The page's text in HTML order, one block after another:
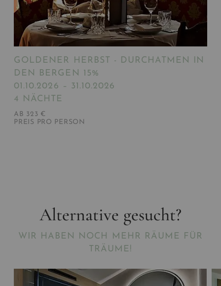
GOLDENER HERBST - DURCHATMEN IN
DEN BERGEN 15%
01.10.2026 – 31.10.2026
4 NÄCHTE
AB 323 €
PREIS PRO PERSON
Alternative gesucht?
WIR HABEN NOCH MEHR RÄUME FÜR
TRÄUME!